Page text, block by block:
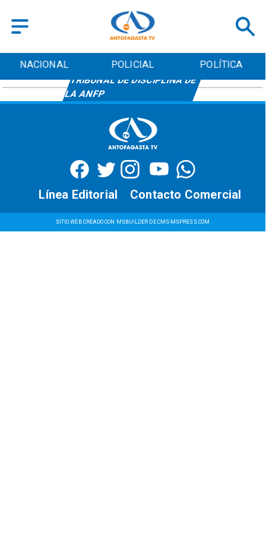
NACIONAL POLICIAL POLÍTICA
TRIBUNAL DE DISCIPLINA DE
LA ANFP
SITIO WEB CREADO CON MSBUILDER DE CMS-MSPRESS.COM
Contacto Comercial
Línea Editorial